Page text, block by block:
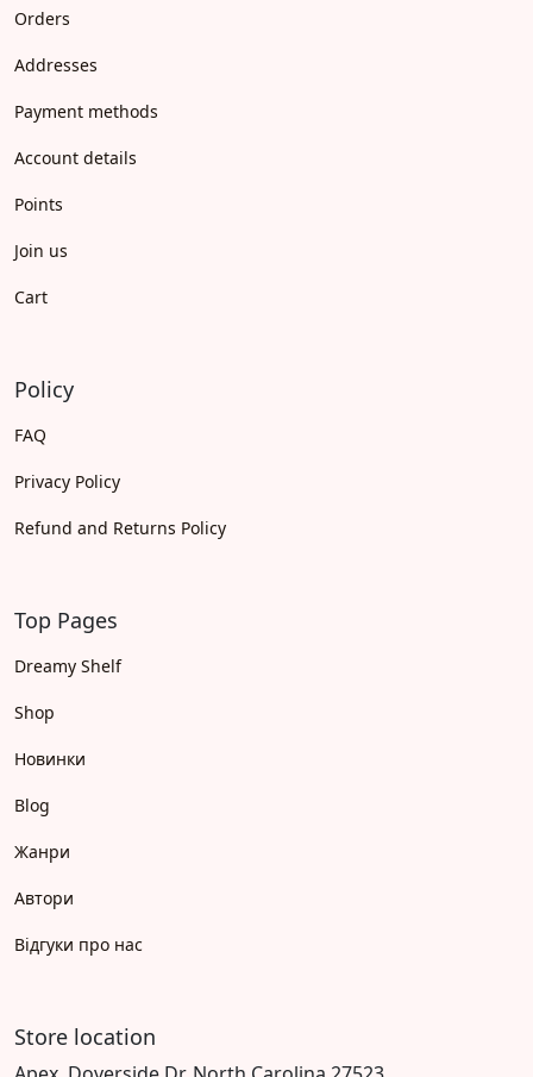
Orders
Addresses
Payment methods
Account details
Points
Join us
Cart
Policy
FAQ
Privacy Policy
Refund and Returns Policy
Top Pages
Dreamy Shelf
Shop
Новинки
Blog
Жанри
Автори
Відгуки про нас
Store location